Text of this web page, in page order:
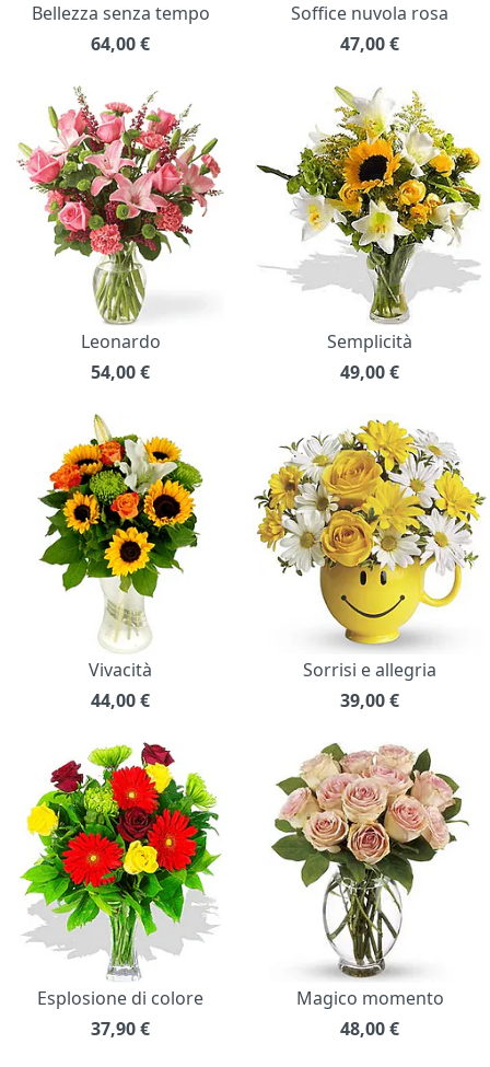
Bellezza senza tempo
64,00€
Soffice nuvola rosa
47,00€
Leonardo
54,00€
Semplicità
49,00€
Vivacità
44,00€
Sorrisi e allegria
39,00€
Esplosione di colore
37,90€
Magico momento
48,00€